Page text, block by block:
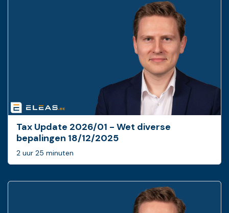
Tax Update 2026/01 - Wet diverse
bepalingen 18/12/2025
2 uur 25 minuten